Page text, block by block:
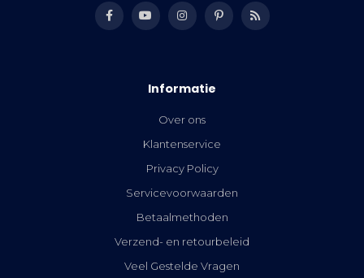
Informatie
Over ons
Klantenservice
Privacy Policy
Servicevoorwaarden
Betaalmethoden
Verzend- en retourbeleid
Veel Gestelde Vragen